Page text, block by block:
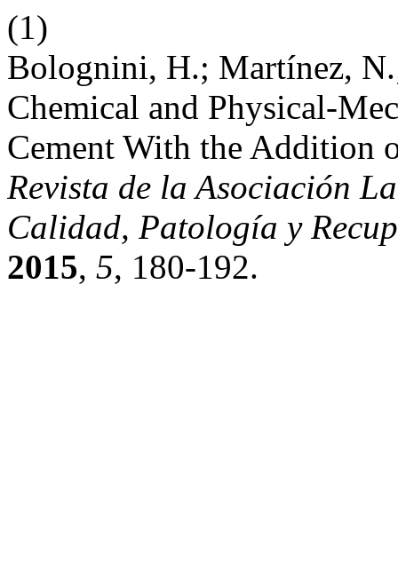
(1)
Bolognini, H.; Martí­nez,
Chemical and Physical-
Cement With the Addition
Revista de la Asociación
Calidad, Patología y
2015, 5, 180-192.